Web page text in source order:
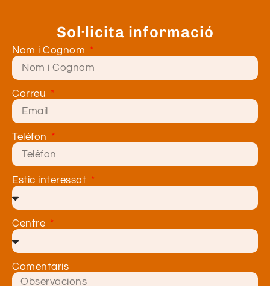
Sol·licita informació
Nom i Cognom
Correu
Telèfon
Estic interessat
Centre
Comentaris